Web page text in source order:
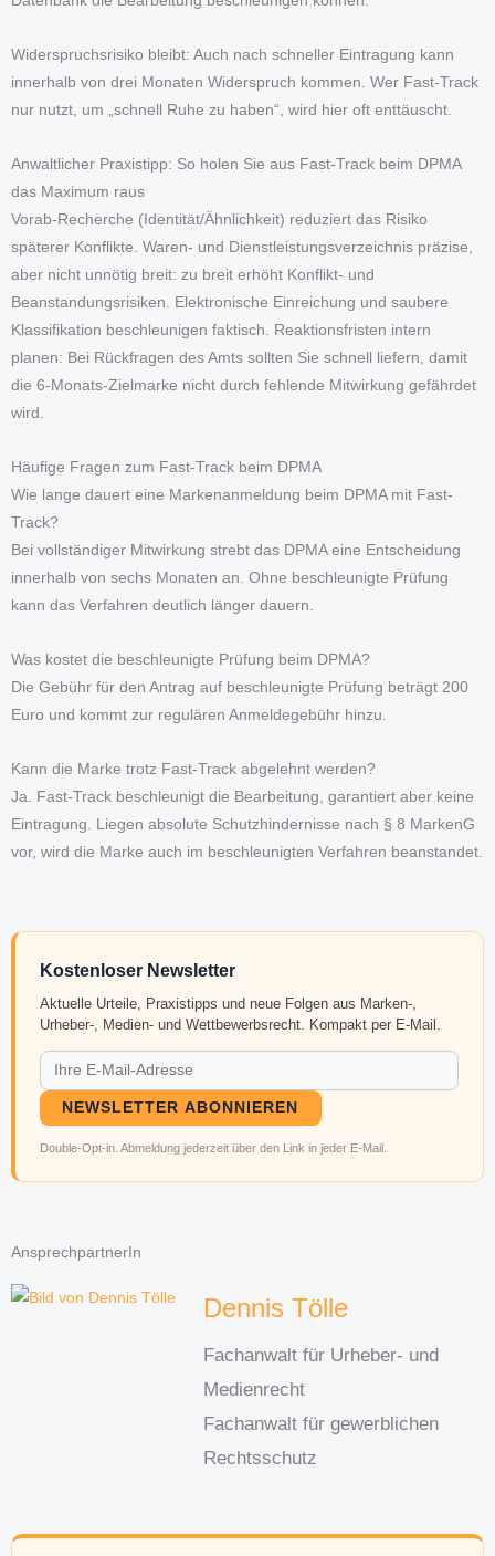
Widerspruchsrisiko bleibt: Auch nach schneller Eintragung kann
innerhalb von drei Monaten Widerspruch kommen. Wer Fast-Track
nur nutzt, um „schnell Ruhe zu haben“, wird hier oft enttäuscht.
Anwaltlicher Praxistipp: So holen Sie aus Fast-Track beim DPMA
das Maximum raus
Vorab-Recherche (Identität/Ähnlichkeit) reduziert das Risiko
späterer Konflikte. Waren- und Dienstleistungsverzeichnis präzise,
aber nicht unnötig breit: zu breit erhöht Konflikt- und
Beanstandungsrisiken. Elektronische Einreichung und saubere
Klassifikation beschleunigen faktisch. Reaktionsfristen intern
planen: Bei Rückfragen des Amts sollten Sie schnell liefern, damit
die 6-Monats-Zielmarke nicht durch fehlende Mitwirkung gefährdet
wird.
Häufige Fragen zum Fast-Track beim DPMA
Wie lange dauert eine Markenanmeldung beim DPMA mit Fast-
Track?
Bei vollständiger Mitwirkung strebt das DPMA eine Entscheidung
innerhalb von sechs Monaten an. Ohne beschleunigte Prüfung
kann das Verfahren deutlich länger dauern.
Was kostet die beschleunigte Prüfung beim DPMA?
Die Gebühr für den Antrag auf beschleunigte Prüfung beträgt 200
Euro und kommt zur regulären Anmeldegebühr hinzu.
Kann die Marke trotz Fast-Track abgelehnt werden?
Ja. Fast-Track beschleunigt die Bearbeitung, garantiert aber keine
Eintragung. Liegen absolute Schutzhindernisse nach § 8 MarkenG
vor, wird die Marke auch im beschleunigten Verfahren beanstandet.
Kostenloser Newsletter
Aktuelle Urteile, Praxistipps und neue Folgen aus Marken-,
Urheber-, Medien- und Wettbewerbsrecht. Kompakt per E-Mail.
NEWSLETTER ABONNIEREN
Double-Opt-in. Abmeldung jederzeit über den Link in jeder E-Mail.
AnsprechpartnerIn
Dennis Tölle
Fachanwalt für Urheber- und
Medienrecht
Fachanwalt für gewerblichen
Rechtsschutz